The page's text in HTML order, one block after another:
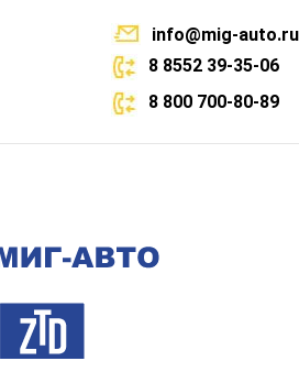
info@mig-auto.ru
8 8552 39-35-06
8 800 700-80-89